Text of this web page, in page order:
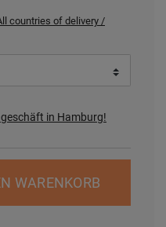
countries of delivery /
in Hamburg!
WARENKORB